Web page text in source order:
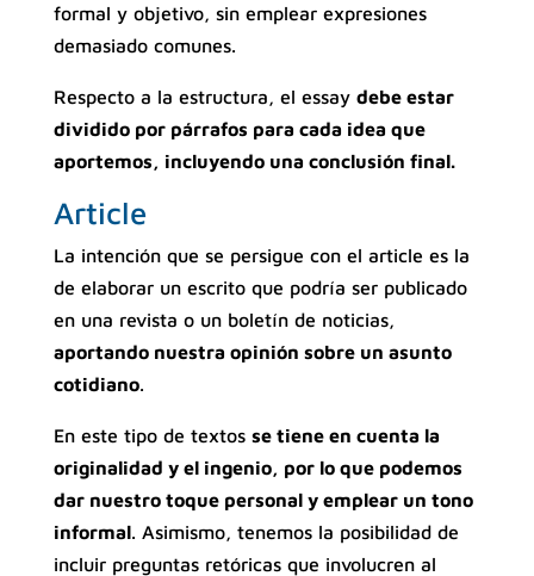
formal y objetivo, sin emplear expresiones
demasiado comunes.
Respecto a la estructura, el essay debe estar
dividido por párrafos para cada idea que
aportemos, incluyendo una conclusión final.
Article
La intención que se persigue con el article es la
de elaborar un escrito que podría ser publicado
en una revista o un boletín de noticias,
aportando nuestra opinión sobre un asunto
cotidiano.
En este tipo de textos se tiene en cuenta la
originalidad y el ingenio, por lo que podemos
dar nuestro toque personal y emplear un tono
informal. Asimismo, tenemos la posibilidad de
incluir preguntas retóricas que involucren al